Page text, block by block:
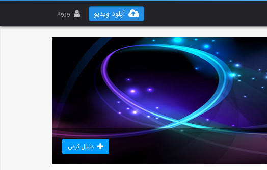
ورود آپلود ویدیو
دنبال کردن